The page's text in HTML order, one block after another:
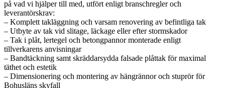
på vad vi hjälper till med, utfört enligt branschregler och
leverantörskrav:
– Komplett takläggning och varsam renovering av befintliga tak
– Utbyte av tak vid slitage, läckage eller efter stormskador
– Tak i plåt, lertegel och betongpannor monterade enligt
tillverkarens anvisningar
– Bandtäckning samt skräddarsydda falsade plåttak för maximal
täthet och estetik
– Dimensionering och montering av hängrännor och stuprör för
Bohusläns skyfall